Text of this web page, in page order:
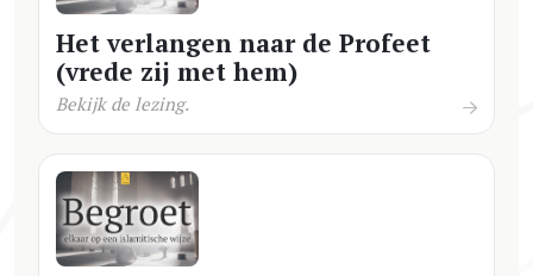
Het verlangen naar de Profeet
(vrede zij met hem)
Bekijk de lezing.